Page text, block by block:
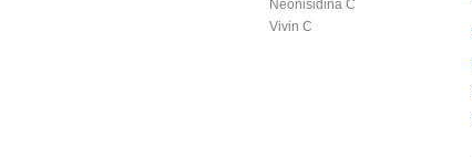
Neonisidina C
Vivin C